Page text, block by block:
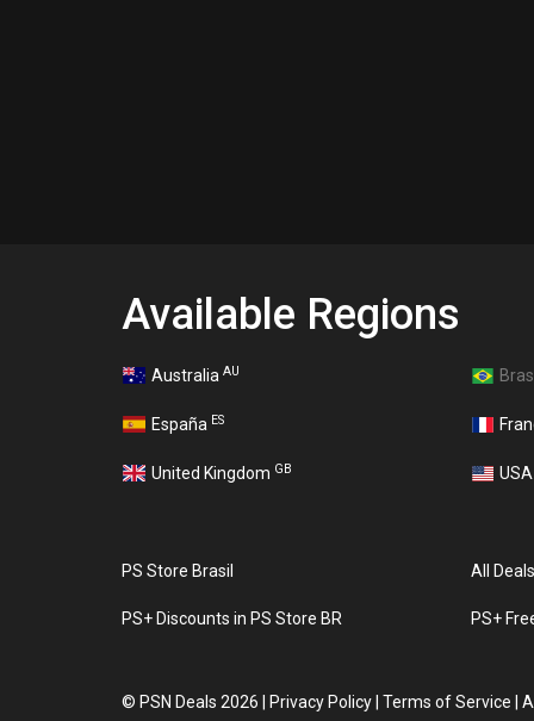
Available Regions
Australia AU
España ES
United Kingdom GB USA
PS Store Brasil All
PS+ Discounts in PS Store BR PS+
© PSN Deals 2026 Privacy Policy Terms of Service